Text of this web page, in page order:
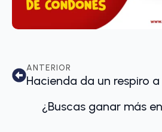
ANTERIOR
Hacienda da un respiro
¿Buscas ganar más